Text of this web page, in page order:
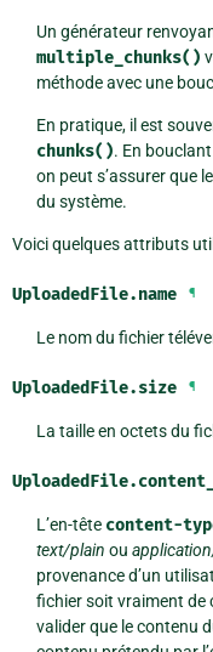
Un générateur
multiple_chunks()
méthode avec une
En pratique, il est
chunks(). En
on peut s’assurer que
du système.
Voici quelques attributs
UploadedFile.name ¶
Le nom du fichier
UploadedFile.size ¶
La taille en octets du
UploadedFile.
L’en-tête content-
text/plain ou
provenance d’un
fichier soit vraiment de
valider que le contenu